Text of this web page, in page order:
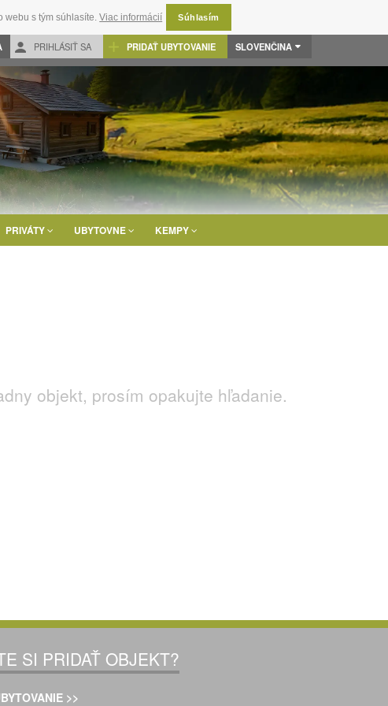
webu s tým súhlasíte.Viac informácií Súhlasím
PRIHLÁSIŤ SA PRIDAŤ UBYTOVANIE SLOVENČINA
PRIVÁTY UBYTOVNE KEMPY
objekt, prosím opakujte hľadanie.
SI PRIDAŤ OBJEKT?
>>